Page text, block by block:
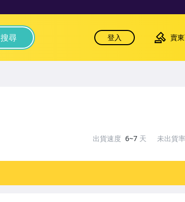
搜尋 登入 賣
出貨速度 6~7 天 未出貨率